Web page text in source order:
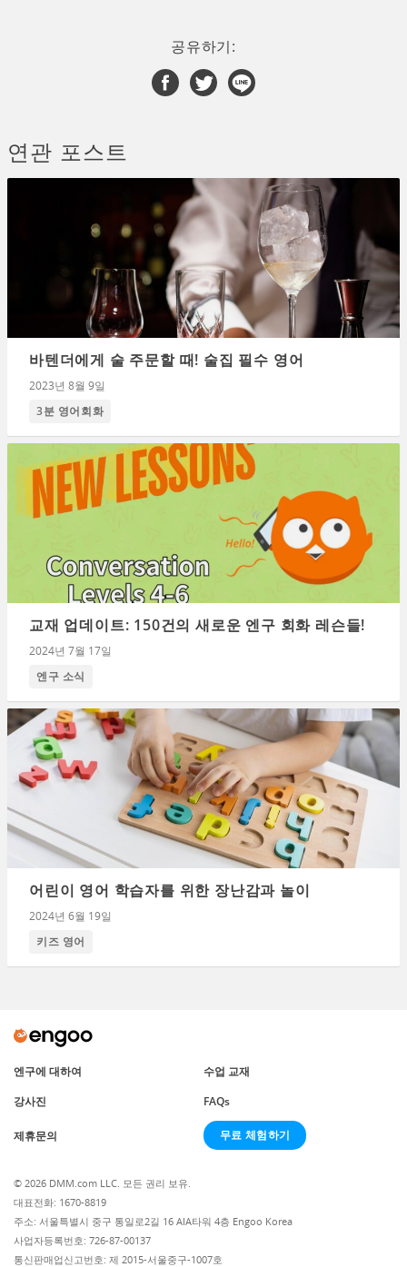
공유하기:
연관 포스트
바텐더에게 술 주문할 때! 술집 필수 영어
2023년 8월 9일
3분 영어회화
교재 업데이트: 150건의 새로운 엔구 회화 레슨들!
2024년 7월 17일
엔구 소식
어린이 영어 학습자를 위한 장난감과 놀이
2024년 6월 19일
키즈 영어
엔구에 대하여
수업 교재
강사진
FAQs
제휴문의 무료 체험하기
© 2026 DMM.com LLC. 모든 권리 보유.
대표전화: 1670-8819
주소: 서울특별시 중구 통일로2길 16 AIA타워 4층 Engoo Korea
사업자등록번호: 726-87-00137
통신판매업신고번호: 제 2015-서울중구-1007호